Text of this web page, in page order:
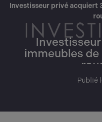
Investisseur privé acquiert
immeubles
Publié